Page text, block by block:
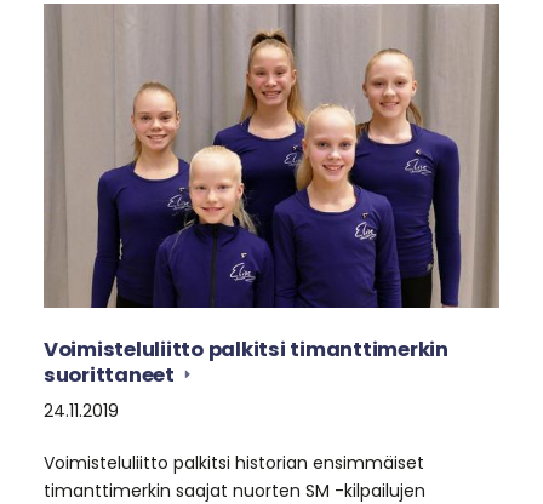
Voimisteluliitto palkitsi timanttimerkin
suorittaneet
24.11.2019
Voimisteluliitto palkitsi historian ensimmäiset
timanttimerkin saajat nuorten SM -kilpailujen